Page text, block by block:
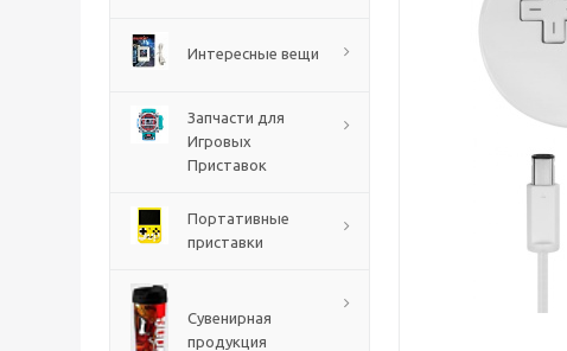
Интересные вещи
Запчасти для
Игровых
Приставок
Портативные
приставки
Сувенирная
продукция